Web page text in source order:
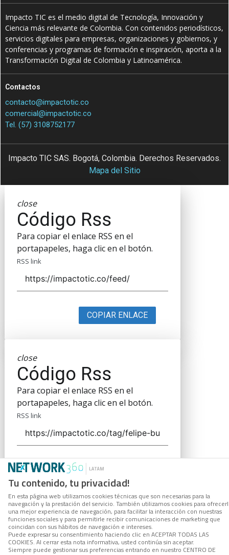
Tu contenido, tu privacidad!
En esta página web utilizamos cookies técnicas que son necesarias para la
navegación y la prestación del servicio. También utilizamos cookies para
una mejor experiencia de navegación, para facilitar la interacción con nuestras
funciones sociales y para permitirle recibir comunicaciones de marketing que
coincidan con sus hábitos de navegación e intereses.
Puede expresar su consentimiento haciendo clic en ACEPTAR TODAS LAS
COOKIES. Al cerrar esta nota informativa, usted continúa sin aceptar.
Siempre puede gestionar sus preferencias entrando en nuestro CENTRO DE
Impacto TIC es el medio digital de Tecnología, Innovación y
Ciencia más relevante de Colombia. Con contenidos periodísticos,
servicios digitales para empresas, organizaciones y gobiernos, y
conferencias y programas de formación e inspiración, aporta a la
Transformación Digital de Colombia y Latinoamérica.
Contactos
contacto@impactotic.co
comercial@impactotic.co
Tel. (57) 3108752177
Impacto TIC SAS. Bogotá, Colombia. Derechos Reservados.
Mapa del Sitio
close
Código Rss
Para copiar el enlace RSS en el
portapapeles, haga clic en el botón.
RSS link
COPIAR ENLACE
close
Código Rss
Para copiar el enlace RSS en el
portapapeles, haga clic en el botón.
RSS link
COPIAR ENLACE